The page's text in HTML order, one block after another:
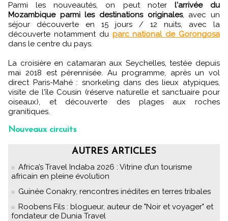
Parmi les nouveautés, on peut noter l'arrivée du
Mozambique parmi les destinations originales, avec un
séjour découverte en 15 jours / 12 nuits, avec la
découverte notamment du parc national de Gorongosa
dans le centre du pays.
La croisière en catamaran aux Seychelles, testée depuis
mai 2018 est pérennisée. Au programme, après un vol
direct Paris-Mahé : snorkeling dans des lieux atypiques,
visite de l'île Cousin (réserve naturelle et sanctuaire pour
oiseaux), et découverte des plages aux roches
granitiques.
Nouveaux circuits
AUTRES ARTICLES
Africa’s Travel Indaba 2026 : Vitrine d’un tourisme
africain en pleine évolution
Guinée Conakry, rencontres inédites en terres tribales
Roobens Fils : blogueur, auteur de "Noir et voyager" et
fondateur de Dunia Travel